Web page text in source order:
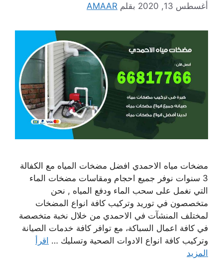
أغسطس 13, 2020 بقلم AMAAR
مضخات مياه الاحمدي افضل مضخات المياه مع الكفالة
3 سنوات نوفر جميع احجام ومقاسات مضخات الماء
التي نغمل على سحب الماء ودفع المياه , نحن
متخصصون في توريد وتركيب كافة انواع المضخات
لمختلف المنشآت في الاحمدي من خلال نخبة متخصصة
في كافة اعمال السباكة، مع توافر كافة خدمات الصيانة
وتركيب كافة انواع الادوات الصحية وتسليك … اقرأ
المزيد